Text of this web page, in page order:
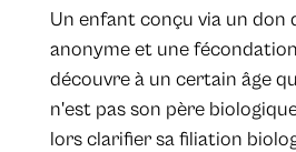
Un enfant conçu via un don
anonyme et une
découvre à un certain âge
n'est pas son père
lors clarifier sa filiation